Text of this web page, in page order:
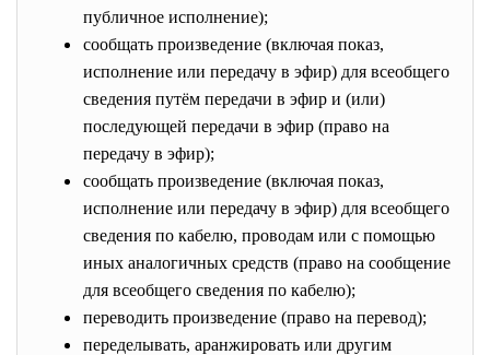
публичное исполнение);
сообщать произведение (включая показ,
исполнение или передачу в эфир) для всеобщего
сведения путём передачи в эфир и (или)
последующей передачи в эфир (право на
передачу в эфир);
сообщать произведение (включая показ,
исполнение или передачу в эфир) для всеобщего
сведения по кабелю, проводам или с помощью
иных аналогичных средств (право на сообщение
для всеобщего сведения по кабелю);
переводить произведение (право на перевод);
переделывать, аранжировать или другим